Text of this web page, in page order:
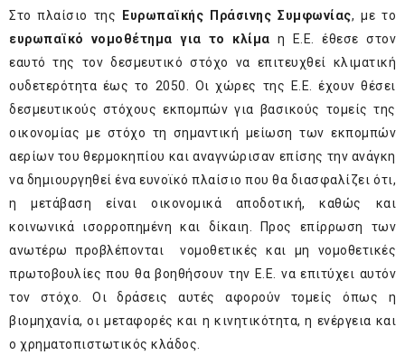
Στο πλαίσιο της Ευρωπαϊκής Πράσινης Συμφωνίας, με το
ευρωπαϊκό νομοθέτημα για το κλίμα η Ε.Ε. έθεσε στον
εαυτό της τον δεσμευτικό στόχο να επιτευχθεί κλιματική
ουδετερότητα έως το 2050. Οι χώρες της Ε.Ε. έχουν θέσει
δεσμευτικούς στόχους εκπομπών για βασικούς τομείς της
οικονομίας με στόχο τη σημαντική μείωση των εκπομπών
αερίων του θερμοκηπίου και αναγνώρισαν επίσης την ανάγκη
να δημιουργηθεί ένα ευνοϊκό πλαίσιο που θα διασφαλίζει ότι,
η μετάβαση είναι οικονομικά αποδοτική, καθώς και
κοινωνικά ισορροπημένη και δίκαιη. Προς επίρρωση των
ανωτέρω προβλέπονται νομοθετικές και μη νομοθετικές
πρωτοβουλίες που θα βοηθήσουν την Ε.Ε. να επιτύχει αυτόν
τον στόχο. Οι δράσεις αυτές αφορούν τομείς όπως η
βιομηχανία, οι μεταφορές και η κινητικότητα, η ενέργεια και
ο χρηματοπιστωτικός κλάδος.